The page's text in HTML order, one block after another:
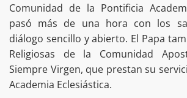
Comunidad de la Pontificia
pasó más de una hora con los
diálogo sencillo y abierto. El Papa
Religiosas de la Comunidad
Siempre Virgen, que prestan su
Academia Eclesiástica.